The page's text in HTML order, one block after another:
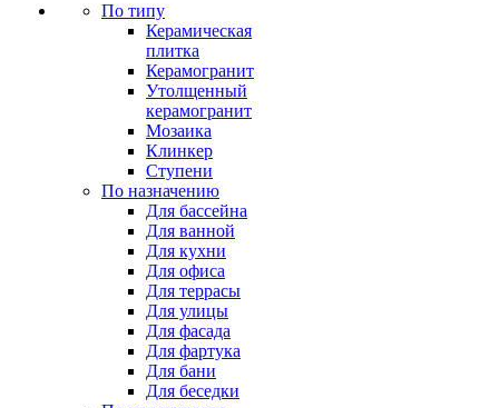
По типу
Керамическая
плитка
Керамогранит
Утолщенный
керамогранит
Мозаика
Клинкер
Ступени
По назначению
Для бассейна
Для ванной
Для кухни
Для офиса
Для террасы
Для улицы
Для фасада
Для фартука
Для бани
Для беседки